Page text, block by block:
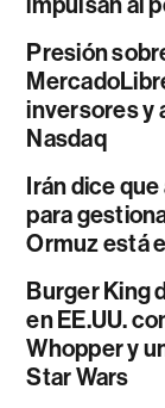
Presión
inversores y
Nasdaq
Irán dice
para
Ormuz está
Burger King
en EE.UU.
Whopper y
Star Wars